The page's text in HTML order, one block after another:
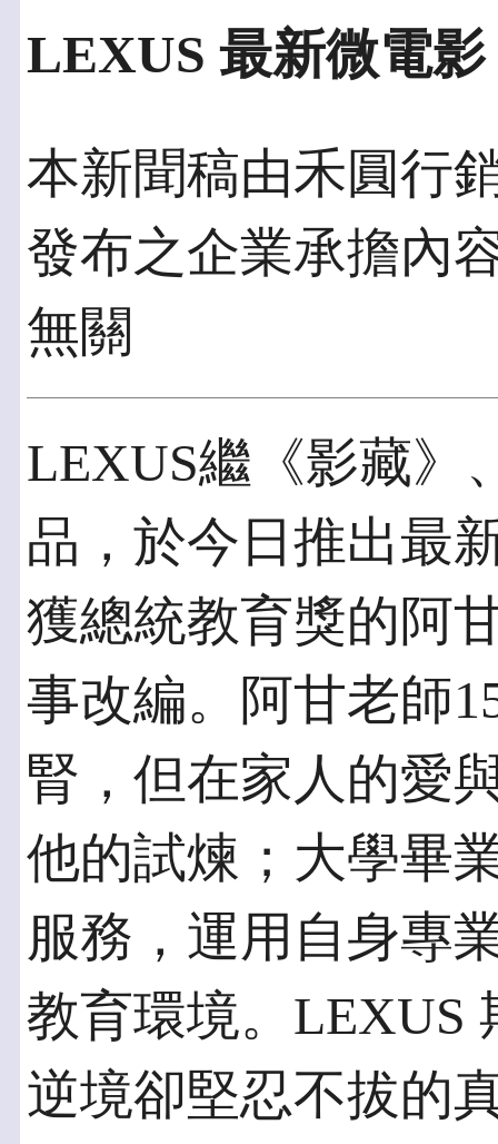
LEXUS 最新微電
本新聞稿由禾圓行
發布之企業承擔內
無關
LEXUS繼《影藏》
品，於今日推出最
獲總統教育獎的阿
事改編。阿甘老師
腎，但在家人的愛
他的試煉；大學畢
服務，運用自身專
教育環境。LEXUS
逆境卻堅忍不拔的